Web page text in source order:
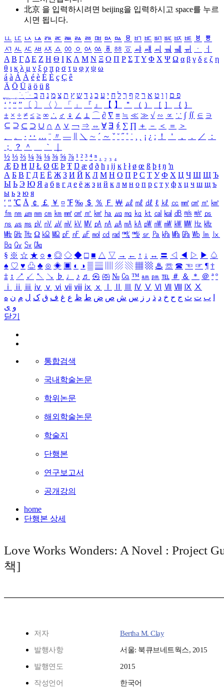
北京 을 입력하시려면 beijing을 입력하시고 space를 누르
시면 됩니다.
ㅥ ㅦ ㅧ ㅨ ㅩ ㅪ ㅫ ㅬ ㅭ ㅮ ㅯ ㅰ ㅱ ㅲ ㅳ ㅴ ㅵ ㅶ ㅷ ㅸ
ㅹ
ㅺ ㅻ ㅼ ㅽ ㅾ ㅿ ㆀ ㆁ ㆂ ㆃ ㆄ ㆅ ㆆ ㆇ ㆈ ㆉ ㆊ ㆋ ㆌ ㆍ
ㆎ
Α Β ΓΔ Ε Ζ Η Θ Ι ΚΛ Μ Ν Ξ Ο Π Ρ Σ ΤΥ Φ Χ Ψ Ω α β γ δ ε ζ η
θ ι κ λ μ ν ξ ο π ρ σ τ υ φ χ ψ ω
á à Á À é è É È ç Ç ê
Ä Ö Ü ä ö ü ß
ִֶֹ ֻּ ׁׂ פ ם ן ו ט א ר ק ף ך ל ח י ע כ ג ד ש ץ ת צ מ נ ה ב
‘ ’ “ ” 〔 〕 〈 〉 「 」 『 』 【 】 ＂ （ ） ［ ］ ｛ ｝
± × ÷ ≠ ≤ ≥ ∞ ∴ ♂ ♀ ∠ ⊥ ⌒ ∂ ∇ ≡ ≒ ≪ ≫ √ ∽ ∝ ∵ ∫ ∬ ∈ ∋
⊆ ⊇ ⊂ ⊃ ∪ ∩ ∧ ∨ ￢ ⇒ ⇔ ∀ ∃ ∮ ∑ ∏ ＋ － ＜ ＝
＞
、
。 · ‥ … ¨ 〃 ― ＼ ∼ ´ ～ ˇ ˘ ˝ ˚ ˙ ¸ ¡ ¿ ː ！ ＇ ， ． ／
：
；
？ ＾ ｀
½ ⅓ ⅔ ¼ ¾ ⅛ ⅜ ⅝ ⅞ ¹ ² ³ ⁴ ⁿ ₁ ₂ ₃ ₄
Æ Ð Ħ Ĳ Ł Ø Œ Þ Ŧ Ŋ æ đ ð ħ ı ĳ ĸ ŀ ł ø œ ß þ ŧ ŋ ŉ
А Б В Г Д Е Ё Ж З И Й К Л М Н О П Р С Т У Ф Х Ц Ч Ш Щ Ъ
Ы Ь Э Ю Я а б в г д е ё ж з и й к л м н о п р с т у ф х ц ч ш щ ъ
ы ь э ю я
′ ″ ℃ Å ￠ ￡ ￥ ¤ ℉ ‰ ＄ ％ Ｆ ￦ ㎕ ㎖ ㎗ ℓ ㎘ ㏄ ㎣ ㎤ ㎥ ㎦
㎙ ㎚ ㎛ ㎜ ㎝ ㎞ ㎟ ㎠ ㎡ ㎢ ㏊ ㎍ ㎎ ㎏ ㏏ ㎈ ㎉ ㏈ ㎧ ㎨ ㎰
㎱ ㎲ ㎳ ㎴ ㎵ ㎶ ㎷ ㎸ ㎹ ㎀ ㎁ ㎂ ㎃ ㎄ ㎺ ㎻ ㎽ ㎾ ㎿ ㎐ ㎑
㎒ ㎓ ㎔ Ω ㏀ ㏁ ㎊ ㎋ ㎌ ㏖ ㏅ ㎭ ㎮ ㎯ ㏛ ㎩ ㎪ ㎫ ㎬ ㏝ ㏐
㏓
㏃ ㏉ ㏜ ㏆
§ ※ ☆ ★ ○ ● ◎ ◇ ◆ □ ■ △ ▽ → ← ↑ ↓ ↔ 〓 ◁ ◀ ▷ ▶ ♤
♠ ♡ ♥ ♧ ♣ ⊙ ◈ ▣ ◐ ◑ ▒ ▤ ▨ ▧ ▦ ▩ ♨ ☏ ☎ ☜ ☞ ¶ †
‡ ↕ ↗ ↙ ↖ ↘ ♭ ♩ ♪ ♬ ㉿ ㈜ № ㏇ ™ ㏂ ㏘ ℡ ＃ ＆ ＊ ＠ ª º
ⅰ
ⅱ ⅲ ⅳ ⅴ ⅵ ⅶ ⅷ ⅸ ⅹ Ⅳ Ⅴ Ⅵ Ⅶ Ⅷ Ⅸ Ⅹ
ب ت ث ج ح خ د ذ ر ز س ش ص ض ط ظ ع غ ف ق ک ل م ن ه
و ی
닫기
통합검색
국내학술논문
학위논문
해외학술논문
학술지
단행본
연구보고서
공개강의
home
단행본 상세
Love Works Wonders: A Novel : Project
책]
저자 Bertha M. Clay
발행사항 서울: 북큐브네트웍스, 2015
발행연도 2015
작성언어 한국어